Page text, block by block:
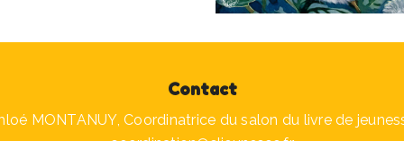
Contact
MONTANUY, Coordinatrice du salon du livre de